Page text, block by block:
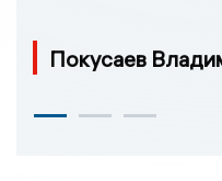
Покусаев